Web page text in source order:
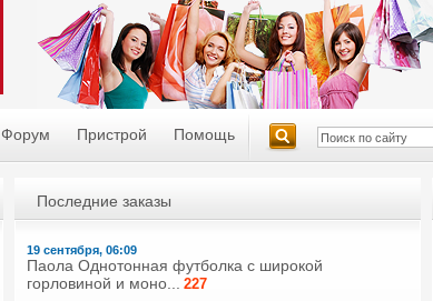
Форум Пристрой Помощь
Последние заказы
19 сентября, 06:09
Паола Однотонная футболка с широкой
горловиной и моно...
227